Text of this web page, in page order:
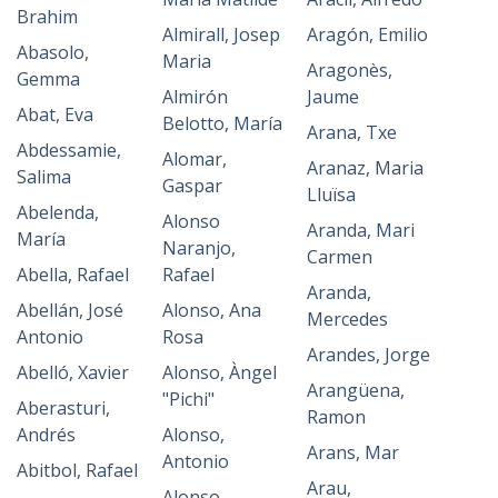
Brahim
Abasolo,
Gemma
Abat, Eva
Abdessamie,
Salima
Abelenda,
María
Abella, Rafael
Abellán, José
Antonio
Abelló, Xavier
Aberasturi,
Andrés
Abitbol, Rafael
Almirall, Josep
Maria
Almirón
Belotto, María
Alomar,
Gaspar
Alonso
Naranjo,
Rafael
Alonso, Ana
Rosa
Alonso, Àngel
"Pichi"
Alonso,
Antonio
Aragón, Emilio
Aragonès,
Jaume
Arana, Txe
Aranaz, Maria
Lluïsa
Aranda, Mari
Carmen
Aranda,
Mercedes
Arandes, Jorge
Arangüena,
Ramon
Arans, Mar
Arau,